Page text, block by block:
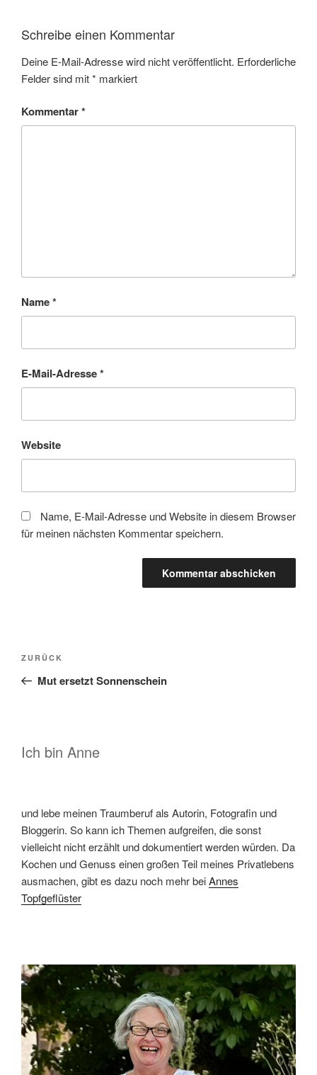
Schreibe einen Kommentar
Deine E-Mail-Adresse wird nicht veröffentlicht. Erforderliche
Felder sind mit* markiert
Kommentar*
Name*
E-Mail-Adresse*
Website
Name, E-Mail-Adresse und Website in diesem Browser
für meinen nächsten Kommentar speichern.
Beitragsnavigation
Vorheriger
Beitrag
ZURÜCK
Mut ersetzt Sonnenschein
Ich bin Anne
und lebe meinen Traumberuf als Autorin, Fotografin und
Bloggerin. So kann ich Themen aufgreifen, die sonst
vielleicht nicht erzählt und dokumentiert werden würden. Da
Kochen und Genuss einen großen Teil meines Privatlebens
ausmachen, gibt es dazu noch mehr beiAnnes
Topfgeflüster